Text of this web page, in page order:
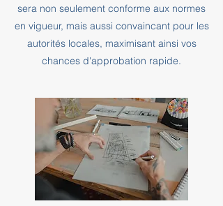
sera non seulement conforme aux normes
en vigueur, mais aussi convaincant pour les
autorités locales, maximisant ainsi vos
chances d'approbation rapide.